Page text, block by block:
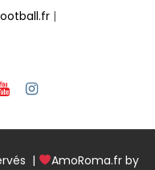
|
|
AmoRoma.fr by